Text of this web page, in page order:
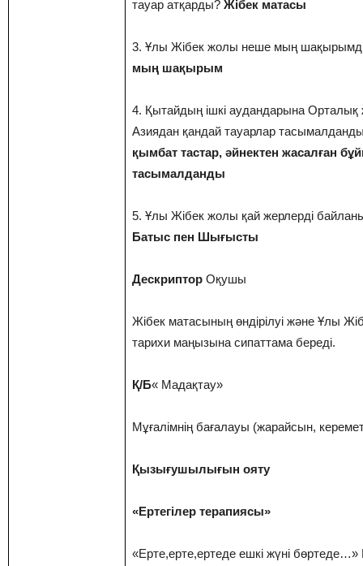
тауар атқарды? Жібек матасы
3. Ұлы Жібек жолы неше мың
мың шақырым
4. Қытайдың ішкі аудандарына
Азиядан қандай тауарлар
қымбат тастар, әйнектен жасалған
тасымалданды
5. Ұлы Жібек жолы қай жерлерді
Батыс пен Шығысты
Дескриптор Оқушы
Жібек матасының өндірілуі және Ұлы
тарихи маңызына сипаттама береді.
Қ/Б« Мадақтау»
Мұғалімнің бағалауы (жарайсын,
Қызығушылығын ояту
«Ертегілер терапиясы»
«Ерте,ерте,ертеде ешкі жүні бөртеде…»